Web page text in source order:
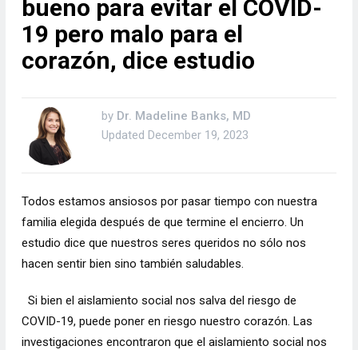
bueno para evitar el COVID-
19 pero malo para el
corazón, dice estudio
by Dr. Madeline Banks, MD
Updated December 19, 2023
Todos estamos ansiosos por pasar tiempo con nuestra
familia elegida después de que termine el encierro. Un
estudio dice que nuestros seres queridos no sólo nos
hacen sentir bien sino también saludables.
Si bien el aislamiento social nos salva del riesgo de
COVID-19, puede poner en riesgo nuestro corazón. Las
investigaciones encontraron que el aislamiento social nos